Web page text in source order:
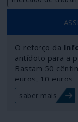
O reforço da
antídoto para a
Bastam 50
euros, 10 euros…
saber mais